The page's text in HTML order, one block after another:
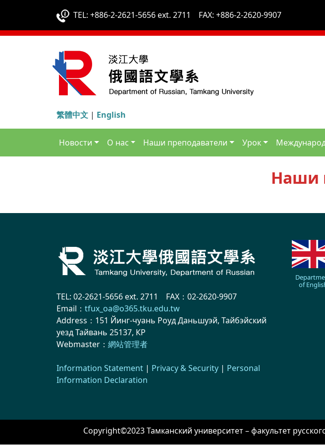
TEL: +886-2-2621-5656 ext. 2711 FAX: +886-2-2620-9907
繁體中文 | English
Новости О нас Наши преподаватели Урок
Наши
TEL: 02-2621-5656 ext. 2711 FAX：02-2620-9907
Email： tfux_oa@o365.tku.edu.tw
Address：151 Йинг-чуань Роуд Даньшуэй, Тайбэйский
уезд Тайвань 25137, КР
Webmaster： 網站管理者
Information Statement | Privacy & Security | Personal
Information Declaration
of
Copyright©2023 Тамканский университет – факультет